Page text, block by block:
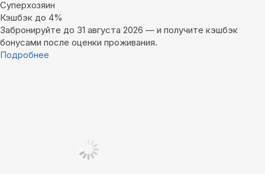
Суперхозяин
Кэшбэк до 4%
Забронируйте до 31 августа 2026 — и получите кэшбэк
бонусами после оценки проживания.
Подробнее